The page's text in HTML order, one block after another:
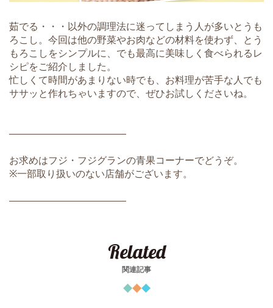
茹でる・・・以外の調理法に迷ってしまう人が多いとうも
ろこし。今回は他の野菜やお肉などの材料を使わず、とう
もろこしをシンプルに、でも最高に美味しく食べられるレ
シピをご紹介しました。
忙しくて時間があまりない時でも、お料理が苦手な人でも
ササッと作れちゃいますので、ぜひお試しくださいね。
――――――――――――
お求めはフジ・フジグランの青果コーナーでどうぞ。
※一部取り扱いのない店舗がございます。
――――――――――――
Related
関連記事